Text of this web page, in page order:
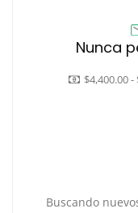
Nunca
$4,400.00
Buscando